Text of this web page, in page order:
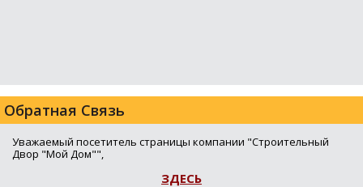
Обратная Связь
Уважаемый посетитель страницы компании "Строительный
Двор "Мой Дом"",
ЗДЕСЬ